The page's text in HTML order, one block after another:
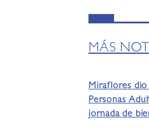
MÁS
Miraflores dio
Personas
jornada de